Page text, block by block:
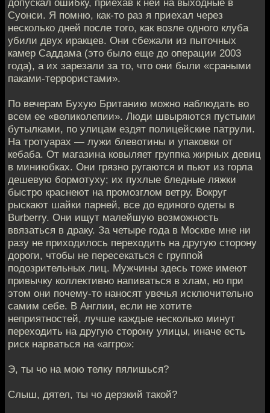
допускал ошибку, приехав к ней на выходные в
Суонси. Я помню, как-то раз я приехал через
несколько дней после того, как возле одного клуба
убили двух иракцев. Они сбежали из пыточных
камер Саддама (это было еще до операции 2003
года), а их зарезали за то, что они были «сраными
паками-террористами».
По вечерам Бухую Британию можно наблюдать во
всем ее «великолепии». Люди швыряются пустыми
бутылками, по улицам ездят полицейские патрули.
На тротуарах — лужи блевотины и упаковки от
кебаба. От магазина ковыляет группка жирных девиц
в миниюбках. Они грязно ругаются и пьют из горла
дешевую бормотуху; их пухлые бледные ляжки
быстро краснеют на промозглом ветру. Вокруг
рыскают шайки парней, все до единого одеты в
Burberry. Они ищут малейшую возможность
ввязаться в драку. За четыре года в Москве мне ни
разу не приходилось переходить на другую сторону
дороги, чтобы не пересекаться с группой
подозрительных лиц. Мужчины здесь тоже имеют
привычку коллективно напиваться в хлам, но при
этом они почему-то наносят увечья исключительно
самим себе. В Англии, если не хотите
неприятностей, лучше каждые несколько минут
переходить на другую сторону улицы, иначе есть
риск нарваться на «аггро»:
Э, ты чо на мою телку пялишься?
Слыш, дятел, ты чо дерзкий такой?